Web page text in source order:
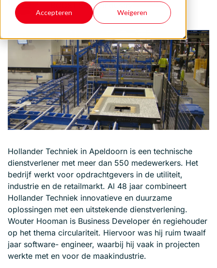
Accepteren Weigeren
Contact
BOOST Smart Industry
Hollander Techniek in Apeldoorn is een technische
dienstverlener met meer dan 550 medewerkers. Het
bedrijf werkt voor opdrachtgevers in de utiliteit,
industrie en de retailmarkt. Al 48 jaar combineert
Hollander Techniek innovatieve en duurzame
oplossingen met een uitstekende dienstverlening.
Wouter Hooman is Business Developer én regiehouder
op het thema circulariteit. Hiervoor was hij ruim twaalf
jaar software- engineer, waarbij hij vaak in projecten
werkte met en voor de maakindustrie.